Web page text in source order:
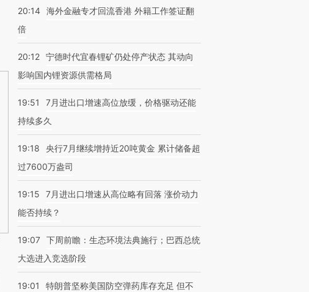
20:14 海外金融专才回流香港 外籍工作签证翻
倍
20:12 宁德时代宜春锂矿仍处停产状态 其动向
影响国内锂资源供需格局
19:51
7月进出口增速高位放缓，价格驱动还能
持续多久
19:18
央行7月继续增持近20吨黄金 累计储备超
过7600万盎司
19:15
7月进出口增速从高位略有回落 涨价动力
能否持续？
19:07 下周前瞻：生态环境法典施行；巴西总统
大选进入竞选阶段
19:01
特朗普坚称美国防空弹药库存充足 但不